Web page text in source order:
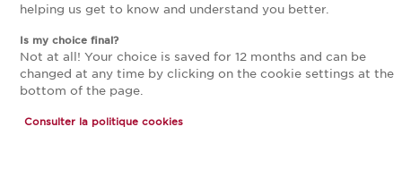
helping us get to know and understand you better.
Is my choice final?
Not at all! Your choice is saved for 12 months and can be
changed at any time by clicking on the cookie settings at the
bottom of the page.
Consulter la politique cookies